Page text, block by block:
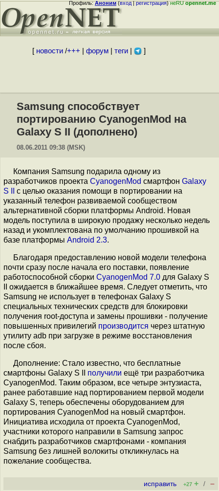
Профиль:Аноним(вход|регистрация)неRUopennet.me
[ новости/+++ форум| теги| ]
Samsung способствует
портированию CyanogenMod на
Galaxy S II (дополнено)
08.06.2011 09:38 (MSK)
Компания Samsung подарила одному из
разработчиков проекта CyanogenMod смартфон Galaxy
S II
с целью оказания помощи в портировании на
указанный телефон развиваемой сообществом
альтернативной сборки платформы Android. Новая
модель поступила в широкую продажу несколько недель
назад и укомплектована по умолчанию прошивкой на
базе платформы Android 2.3.
Благодаря предоставлению новой модели телефона
почти сразу после начала его поставки, появление
работоспособной сборки CyanogenMod 7.0 для Galaxy S
II ожидается в ближайшее время. Следует отметить, что
Samsung не использует в телефонах Galaxy S
специальных технических средств для блокировки
получения root-доступа и замены прошивки - получение
повышенных привилегий производится через штатную
утилиту adb при загрузке в режиме восстановления
после сбоя.
Дополнение: Стало известно, что бесплатные
смартфоны Galaxy S II получили ещё три разработчика
CyanogenMod. Таким образом, все четыре энтузиаста,
ранее работавшие над портированием первой модели
Galaxy S, теперь обеспечены оборудованием для
портирования CyanogenMod на новый смартфон.
Инициатива исходила от проекта CyanogenMod,
участники которого направили в Samsung запрос
снабдить разработчиков смартфонами - компания
Samsung без лишней волокиты откликнулась на
пожелание сообщества.
исправить +27 + / –